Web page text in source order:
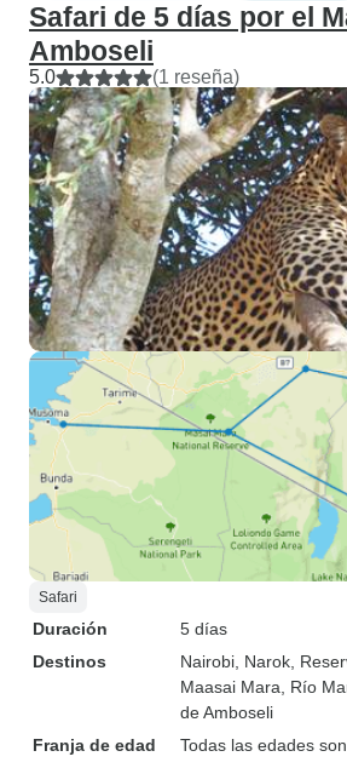
Safari de 5 días por el
Amboseli
5.0 (1 reseña)
Safari
Duración
5 días
Destinos
Nairobi , Narok ,
Maasai Mara , Río
de Amboseli
Franja de edad
Todas las edades